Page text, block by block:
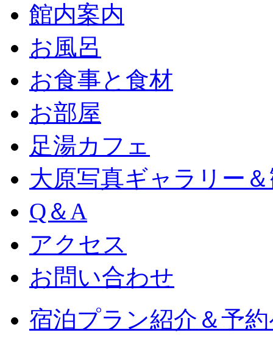
館内案内
お風呂
お食事と食材
お部屋
足湯カフェ
大原写真ギャラリー
Q＆A
アクセス
お問い合わせ
宿泊プラン紹介＆予